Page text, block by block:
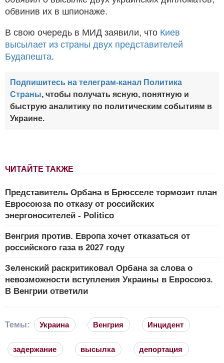
ЧИТАЙТЕ ТАКЖЕ
Представитель Орбана в Брюсселе тормозит план
Евросоюза по отказу от российских
энергоносителей - Politico
Венгрия против. Европа хочет отказаться от
российского газа в 2027 году
Зеленский раскритиковал Орбана за слова о
невозможности вступления Украины в Евросоюз.
В Венгрии ответили
обвинив их в шпионаже.
В свою очередь в МИД заявили, что Киев
высылает из страны двух представителей
Будапешта.
Подпишитесь на телеграм-канал Политика
Страны, чтобы получать ясную, понятную и
быструю аналитику по политическим событиям в
Украине.
Темы: Украина Венгрия Инцидент
задержание высылка депортация